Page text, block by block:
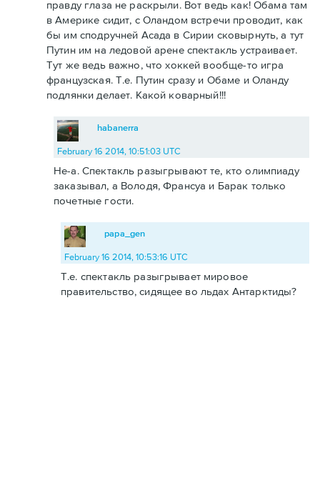
правду глаза не раскрыли. Вот ведь как! Обама там
в Америке сидит, с Оландом встречи проводит, как
бы им сподручней Асада в Сирии сковырнуть, а тут
Путин им на ледовой арене спектакль устраивает.
Тут же ведь важно, что хоккей вообще-то игра
французская. Т.е. Путин сразу и Обаме и Оланду
подлянки делает. Какой коварный!!!
habanerra
February 16 2014, 10:51:03 UTC
Не-а. Спектакль разыгрывают те, кто олимпиаду
заказывал, а Володя, Франсуа и Барак только
почетные гости.
papa_gen
February 16 2014, 10:53:16 UTC
Т.е. спектакль разыгрывает мировое
правительство, сидящее во льдах Антарктиды?